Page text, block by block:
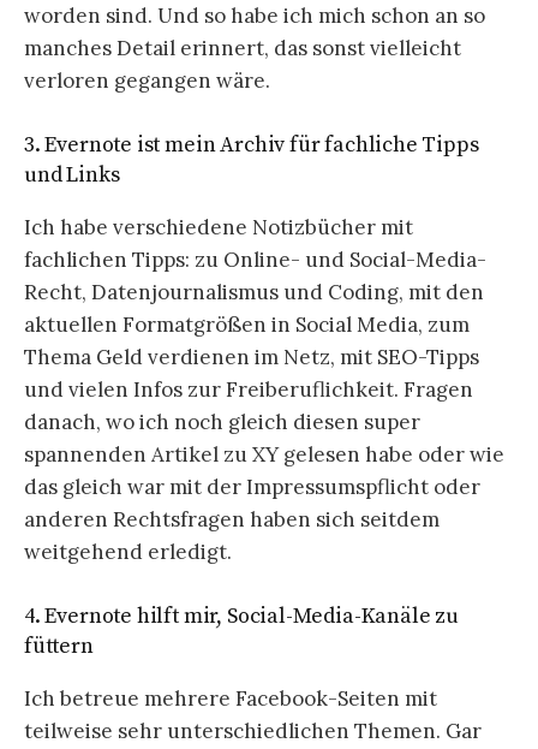
worden sind. Und so habe ich mich schon an so
manches Detail erinnert, das sonst vielleicht
verloren gegangen wäre.
3. Evernote ist mein Archiv für fachliche Tipps
und Links
Ich habe verschiedene Notizbücher mit
fachlichen Tipps: zu Online- und Social-Media-
Recht, Datenjournalismus und Coding, mit den
aktuellen Formatgrößen in Social Media, zum
Thema Geld verdienen im Netz, mit SEO-Tipps
und vielen Infos zur Freiberuflichkeit. Fragen
danach, wo ich noch gleich diesen super
spannenden Artikel zu XY gelesen habe oder wie
das gleich war mit der Impressumspflicht oder
anderen Rechtsfragen haben sich seitdem
weitgehend erledigt.
4. Evernote hilft mir, Social-Media-Kanäle zu
füttern
Ich betreue mehrere Facebook-Seiten mit
teilweise sehr unterschiedlichen Themen. Gar